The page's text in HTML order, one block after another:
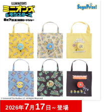
2026年7月 17 日～登場